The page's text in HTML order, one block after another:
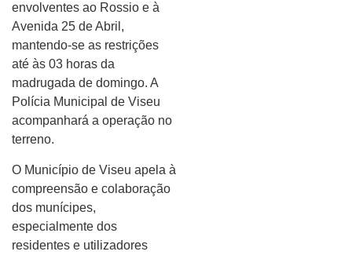
envolventes ao Rossio e à
Avenida 25 de Abril,
mantendo-se as restrições
até às 03 horas da
madrugada de domingo. A
Polícia Municipal de Viseu
acompanhará a operação no
terreno.
O Município de Viseu apela à
compreensão e colaboração
dos munícipes,
especialmente dos
residentes e utilizadores